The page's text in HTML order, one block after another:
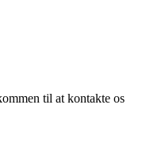
til at kontakte os